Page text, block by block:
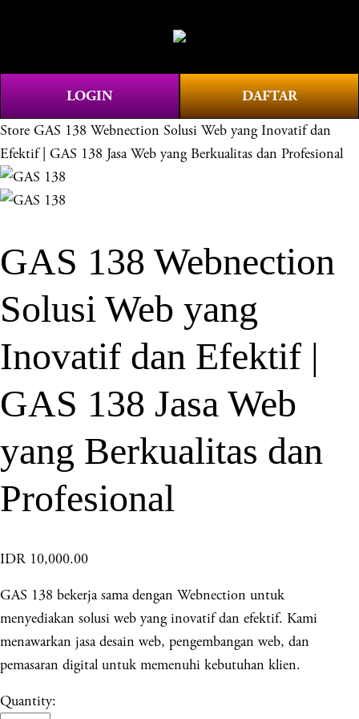
e
n
u
LOGIN DAFTAR
Store GAS 138 Webnection Solusi Web yang Inovatif dan
Efektif | GAS 138 Jasa Web yang Berkualitas dan Profesional
GAS 138 Webnection
Solusi Web yang
Inovatif dan Efektif |
GAS 138 Jasa Web
yang Berkualitas dan
Profesional
IDR 10,000.00
GAS 138 bekerja sama dengan Webnection untuk
menyediakan solusi web yang inovatif dan efektif. Kami
menawarkan jasa desain web, pengembangan web, dan
pemasaran digital untuk memenuhi kebutuhan klien.
Quantity: